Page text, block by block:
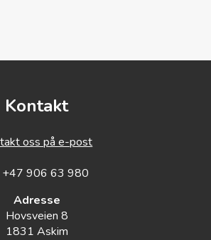
Kontakt
oss på e-post
+47 906 63 980
Adresse
Hovsveien 8
1831 Askim